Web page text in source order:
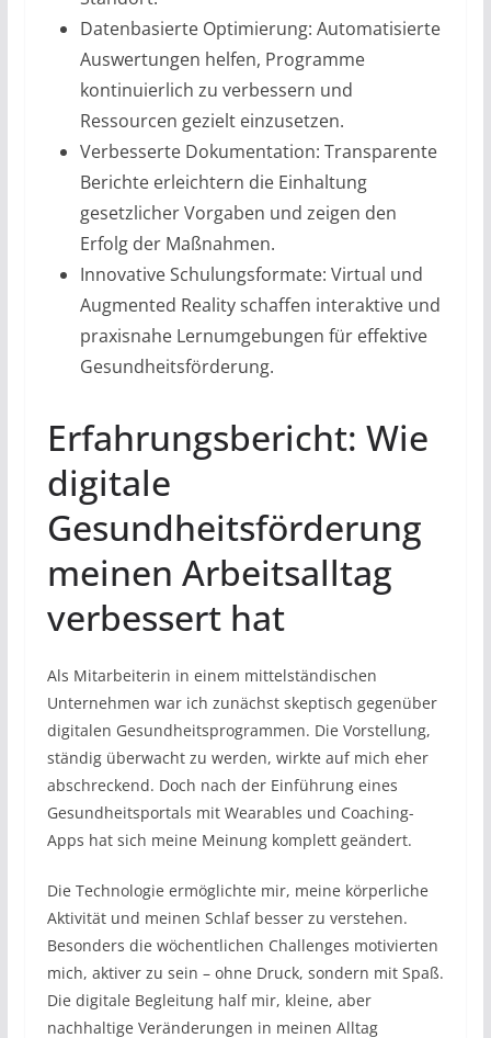
Datenbasierte Optimierung: Automatisierte
Auswertungen helfen, Programme
kontinuierlich zu verbessern und
Ressourcen gezielt einzusetzen.
Verbesserte Dokumentation: Transparente
Berichte erleichtern die Einhaltung
gesetzlicher Vorgaben und zeigen den
Erfolg der Maßnahmen.
Innovative Schulungsformate: Virtual und
Augmented Reality schaffen interaktive und
praxisnahe Lernumgebungen für effektive
Gesundheitsförderung.
Erfahrungsbericht: Wie
digitale
Gesundheitsförderung
meinen Arbeitsalltag
verbessert hat
Als Mitarbeiterin in einem mittelständischen
Unternehmen war ich zunächst skeptisch gegenüber
digitalen Gesundheitsprogrammen. Die Vorstellung,
ständig überwacht zu werden, wirkte auf mich eher
abschreckend. Doch nach der Einführung eines
Gesundheitsportals mit Wearables und Coaching-
Apps hat sich meine Meinung komplett geändert.
Die Technologie ermöglichte mir, meine körperliche
Aktivität und meinen Schlaf besser zu verstehen.
Besonders die wöchentlichen Challenges motivierten
mich, aktiver zu sein – ohne Druck, sondern mit Spaß.
Die digitale Begleitung half mir, kleine, aber
nachhaltige Veränderungen in meinen Alltag